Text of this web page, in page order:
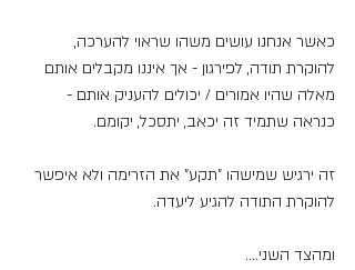
כאשר אנחנו עושים משהו שראוי להערכה,
להוקרת תודה, לפירגון - אך איננו מקבלים אותם
מאלה שהיו אמורים / יכולים להעניק אותם -
כנראה שתמיד זה יכאב, יתסכל, יקומם.
זה ירגיש שמישהו "תקע" את הזרימה ולא איפשר
להוקרת התודה להגיע ליעדה.
ומהצד השני....